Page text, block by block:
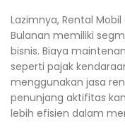
Lazimnya, Rental
Bulanan memiliki
bisnis. Biaya
seperti pajak
menggunakan jasa
penunjang aktifitas
lebih efisien dalam